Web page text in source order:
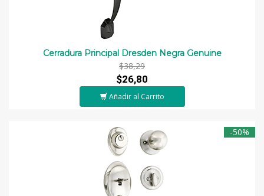
Cerradura Principal Dresden Negra Genuine
$38,29
$26,80
Añadir al Carrito
-50%